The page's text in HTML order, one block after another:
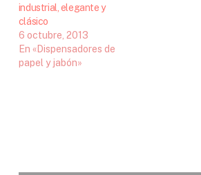
industrial, elegante y
clásico
6 octubre, 2013
En «Dispensadores de
papel y jabón»